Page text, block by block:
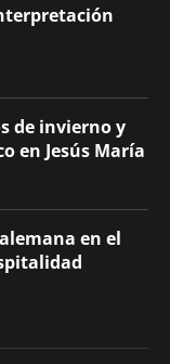
de invierno y
en Jesús María
en el